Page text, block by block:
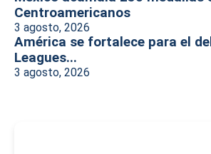
Centroamericanos
3 agosto, 2026
América se fortalece para el
Leagues...
3 agosto, 2026